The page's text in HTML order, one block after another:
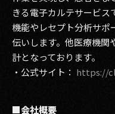
きる電子カルテサービス
機能やレセプト分析サポ
伝いします。他医療機関
計となっております。
・公式サイト： https://
■会社概要